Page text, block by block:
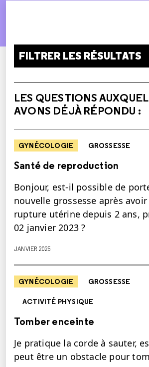
FILTRER LES RÉSULTATS
LES QUESTIONS
AVONS DÉJÀ RÉPONDU :
GYNÉCOLOGIE GROSSESSE
Santé de reproduction
Bonjour, est-il possible de
nouvelle grossesse après
rupture utérine depuis 2 ans,
02 janvier 2023 ?
JANVIER 2025
GYNÉCOLOGIE GROSSESSE
ACTIVITÉ PHYSIQUE
Tomber enceinte
Je pratique la corde à sauter,
peut être un obstacle pour